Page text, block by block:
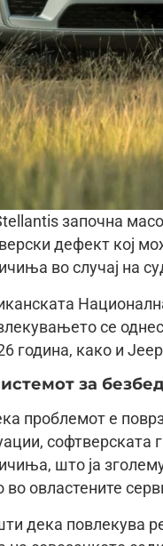
започна
дефект кој
во случај на
се
година, како и
за
проблемот е
што ја
овластените
дека повлекува